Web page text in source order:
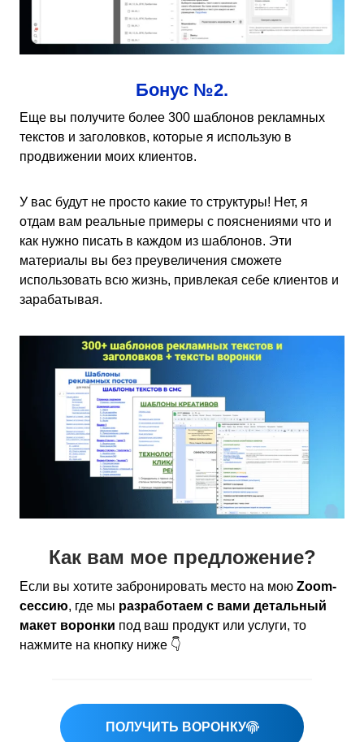
Бонус №2.
Еще вы получите более 300 шаблонов рекламных
текстов и заголовков, которые я использую в
продвижении моих клиентов.
У вас будут не просто какие то структуры! Нет, я
отдам вам реальные примеры с пояснениями что и
как нужно писать в каждом из шаблонов. Эти
материалы вы без преувеличения сможете
использовать всю жизнь, привлекая себе клиентов и
зарабатывая.
Как вам мое предложение?
Если вы хотите забронировать место на мою Zoom-
сессию, где мы разработаем с вами детальный
макет воронки под ваш продукт или услуги, то
нажмите на кнопку ниже 👇
ПОЛУЧИТЬ ВОРОНКУ